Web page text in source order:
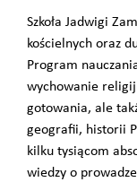
Szkoła Jadwigi
kościelnych oraz
Program
wychowanie
gotowania, ale
geografii, historii
kilku tysiącom
wiedzy o